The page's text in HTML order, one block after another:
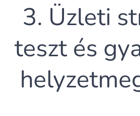
3. Üzleti
teszt és